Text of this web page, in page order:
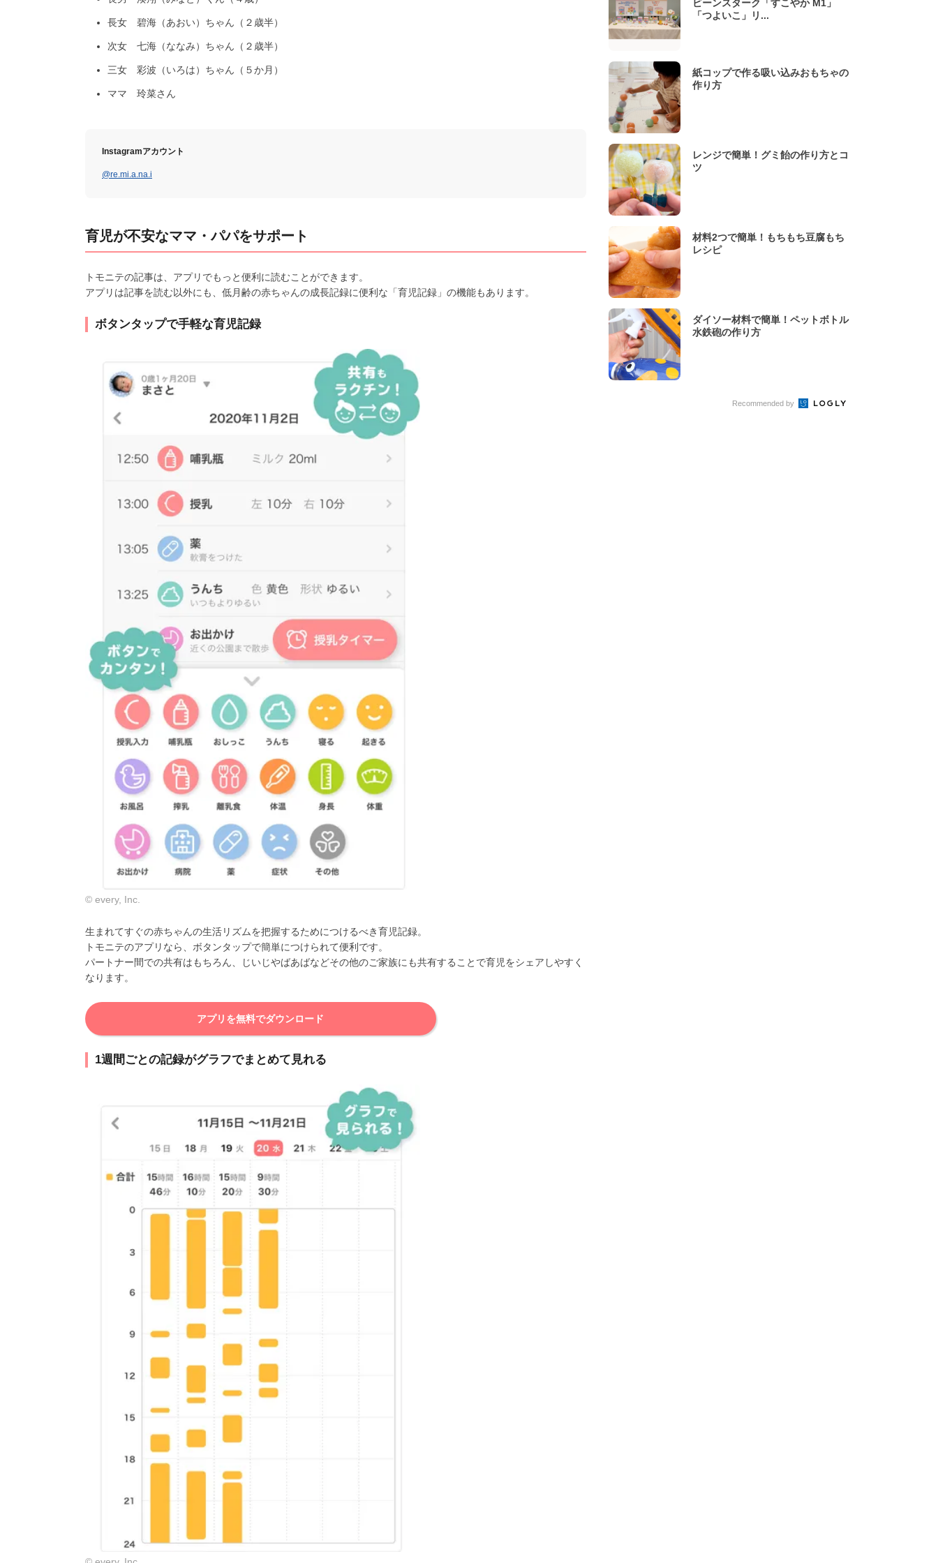
長女 碧海（あおい）ちゃん（２歳半）
次女 七海（ななみ）ちゃん（２歳半）
三女 彩波（いろは）ちゃん（５か月）
ママ 玲菜さん
Instagramアカウント
@re.mi.a.na.i
育児が不安なママ・パパをサポート
トモニテの記事は、アプリでもっと便利に読むことができます。
アプリは記事を読む以外にも、低月齢の赤ちゃんの成長記録に便利な「育児記録」の機能もあります。
ボタンタップで手軽な育児記録
© every, Inc.
生まれてすぐの赤ちゃんの生活リズムを把握するためにつけるべき育児記録。
トモニテのアプリなら、ボタンタップで簡単につけられて便利です。
パートナー間での共有はもちろん、じいじやばあばなどその他のご家族にも共有することで育児をシェアしやすく
なります。
アプリを無料でダウンロード
1週間ごとの記録がグラフでまとめて見れる
ビーンスターク「すこやか M1」
「つよいこ」リ...
紙コップで作る吸い込みおもちゃの
作り方
レンジで簡単！グミ飴の作り方とコ
ツ
材料2つで簡単！もちもち豆腐もち
レシピ
ダイソー材料で簡単！ペットボトル
水鉄砲の作り方
Recommended by